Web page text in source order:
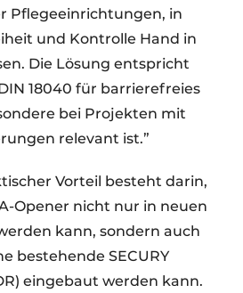
Pflegeeinrichtungen, in
und Kontrolle Hand in
Die Lösung entspricht
18040 für barrierefreies
bei Projekten mit
relevant ist.”
Vorteil besteht darin,
Opener nicht nur in neuen
kann, sondern auch
bestehende SECURY
eingebaut werden kann.